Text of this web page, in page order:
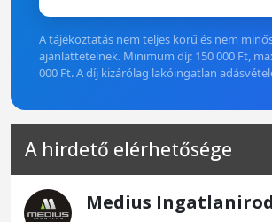
A tájékoztatás nem teljes körű és nem
ajánlattételnek. Minimum díj: 150 000 Ft,
000 Ft. A díj kizárólag lakóingatlan
A hirdető elérhetősége
Medius